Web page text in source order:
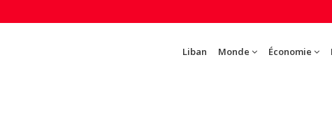
Liban Monde Économie